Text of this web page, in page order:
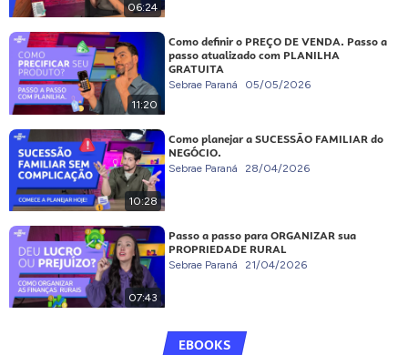
06:24
11:20
Como definir o PREÇO DE VENDA. Passo a
passo atualizado com PLANILHA
GRATUITA
Sebrae Paraná 05/05/2026
10:28
Como planejar a SUCESSÃO FAMILIAR do
NEGÓCIO.
Sebrae Paraná 28/04/2026
07:43
Passo a passo para ORGANIZAR sua
PROPRIEDADE RURAL
Sebrae Paraná 21/04/2026
EBOOKS